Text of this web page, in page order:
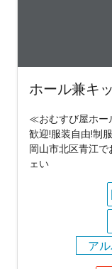
ホール兼キ
≪おむすび屋ホー
歓迎!服装自由!制
岡山市北区青江
ェい
ア